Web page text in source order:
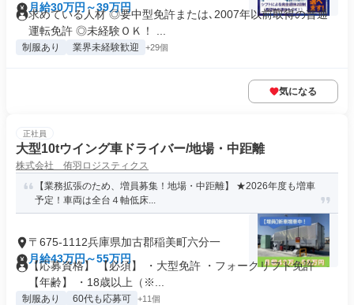
月給30万円～39万円
求めている人材 ◎要中型免許または､2007年以前取得の普通
運転免許 ◎未経験ＯＫ！ ...
制服あり 業界未経験歓迎 +29個
気になる
正社員
大型10tウイング車ドライバー/地場・中距離
株式会社 侑羽ロジスティクス
【業務拡張のため、増員募集！地場・中距離】 ★2026年度も増車
予定！車両は全台４軸低床...
〒675-1112兵庫県加古郡稲美町六分一
月給43万円～55万円
【応募資格】 【必須】 ・大型免許 ・フォークリフト免許
【年齢】 ・18歳以上（※...
制服あり 60代も応募可 +11個